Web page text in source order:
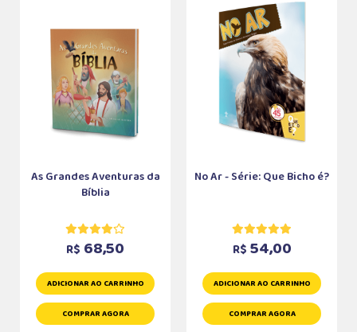
As Grandes Aventuras da
Bíblia
R$ 68,50
ADICIONAR AO CARRINHO
COMPRAR AGORA
No Ar - Série: Que Bicho é?
R$ 54,00
ADICIONAR AO CARRINHO
COMPRAR AGORA